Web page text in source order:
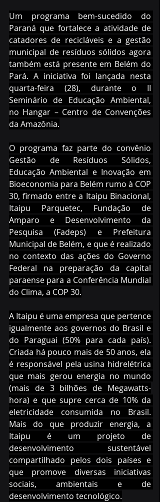
Um programa bem-sucedido do
Paraná que fortalece a atividade de
catadores de recicláveis e a gestão
municipal de resíduos sólidos agora
também está presente em Belém do
Pará. A iniciativa foi lançada nesta
quarta-feira (28), durante o II
Seminário de Educação Ambiental,
no Hangar – Centro de Convenções
da Amazônia.
O programa faz parte do convênio
Gestão de Resíduos Sólidos,
Educação Ambiental e Inovação em
Bioeconomia para Belém rumo à COP
30, firmado entre a Itaipu Binacional,
Itaipu Parquetec, Fundação de
Amparo e Desenvolvimento da
Pesquisa (Fadeps) e Prefeitura
Municipal de Belém, e que é realizado
no contexto das ações do Governo
Federal na preparação da capital
paraense para a Conferência Mundial
do Clima, a COP 30.
A Itaipu é uma empresa que pertence
igualmente aos governos do Brasil e
do Paraguai (50% para cada país).
Criada há pouco mais de 50 anos, ela
é responsável pela usina hidrelétrica
que mais gerou energia no mundo
(mais de 3 bilhões de Megawatts-
hora) e que supre cerca de 10% da
eletricidade consumida no Brasil.
Mais do que produzir energia, a
Itaipu é um projeto de
desenvolvimento sustentável
compartilhado pelos dois países e
que promove diversas iniciativas
sociais, ambientais e de
desenvolvimento tecnológico.